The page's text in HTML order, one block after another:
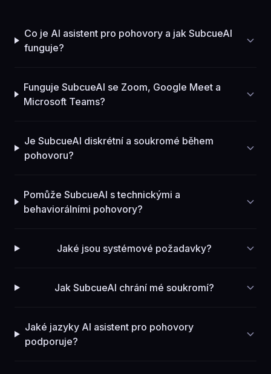
Co je AI asistent pro pohovory a jak SubcueAI
funguje?
Funguje SubcueAI se Zoom, Google Meet a
Microsoft Teams?
Je SubcueAI diskrétní a soukromé během
pohovoru?
Pomůže SubcueAI s technickými a
behaviorálními pohovory?
Jaké jsou systémové požadavky?
Jak SubcueAI chrání mé soukromí?
Jaké jazyky AI asistent pro pohovory
podporuje?